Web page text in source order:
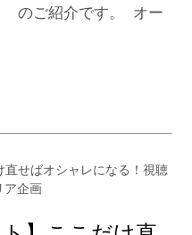
のご紹介です。 オー